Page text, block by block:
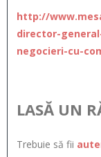
http://
director-
negocieri-cu-
LASĂ UN
Trebuie să fii